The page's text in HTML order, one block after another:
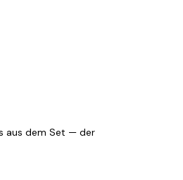
aus dem Set — der